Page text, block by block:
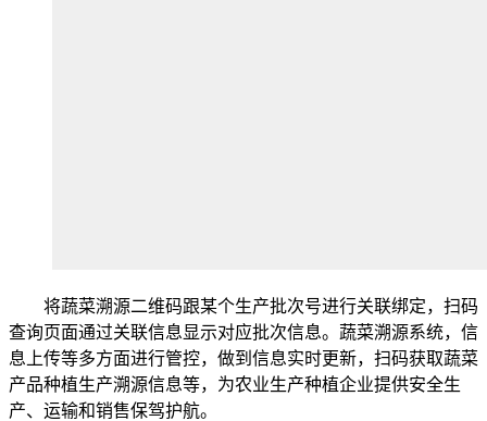
将蔬菜溯源二维码跟某个生产批次号进行关联绑定，扫码
查询页面通过关联信息显示对应批次信息。蔬菜溯源系统，信
息上传等多方面进行管控，做到信息实时更新，扫码获取蔬菜
产品种植生产溯源信息等，为农业生产种植企业提供安全生
产、运输和销售保驾护航。